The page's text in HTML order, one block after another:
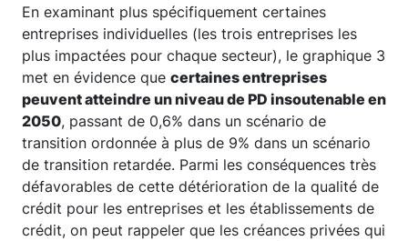
En examinant plus spécifiquement certaines
entreprises individuelles (les trois entreprises les
plus impactées pour chaque secteur), le graphique 3
met en évidence que certaines entreprises
peuvent atteindre un niveau de PD insoutenable en
2050, passant de 0,6% dans un scénario de
transition ordonnée à plus de 9% dans un scénario
de transition retardée. Parmi les conséquences très
défavorables de cette détérioration de la qualité de
crédit pour les entreprises et les établissements de
crédit, on peut rappeler que les créances privées qui